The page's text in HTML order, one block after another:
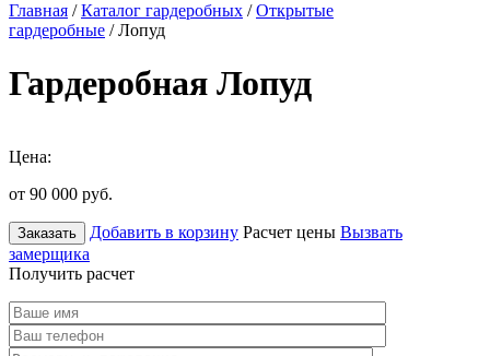
Главная /Каталог гардеробных /Открытые
гардеробные / Лопуд
Гардеробная Лопуд
Цена:
от 90 000 руб.
Заказать Добавить в корзину Расчет цены Вызвать
замерщика
Получить расчет